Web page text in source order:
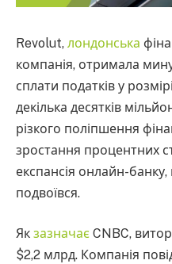
Revolut, лондонська
компанія, отримала
сплати податків у
декілька десятків
різкого поліпшення
зростання процентних
експансія онлайн-
подвоївся.
Як зазначає CNBC,
$2,2 млрд. Компанія